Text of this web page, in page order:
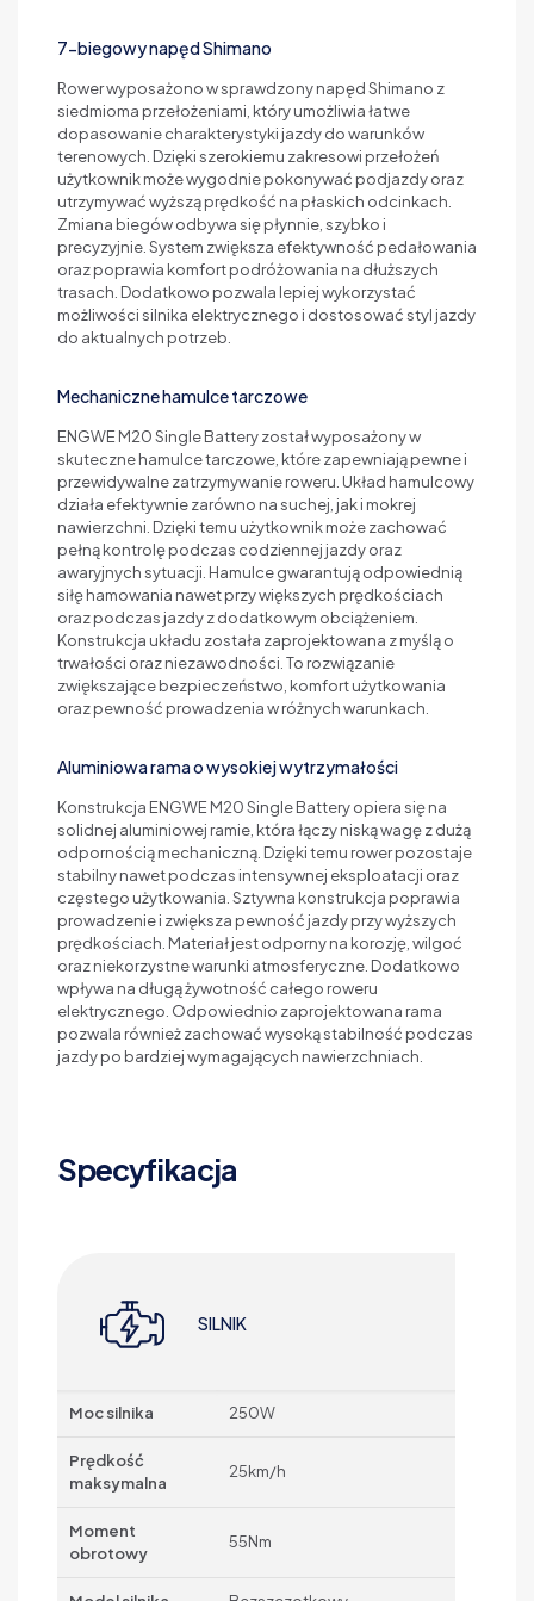
7-biegowy napęd Shimano
Rower wyposażono w sprawdzony napęd Shimano z
siedmioma przełożeniami, który umożliwia łatwe
dopasowanie charakterystyki jazdy do warunków
terenowych. Dzięki szerokiemu zakresowi przełożeń
użytkownik może wygodnie pokonywać podjazdy oraz
utrzymywać wyższą prędkość na płaskich odcinkach.
Zmiana biegów odbywa się płynnie, szybko i
precyzyjnie. System zwiększa efektywność pedałowania
oraz poprawia komfort podróżowania na dłuższych
trasach. Dodatkowo pozwala lepiej wykorzystać
możliwości silnika elektrycznego i dostosować styl jazdy
do aktualnych potrzeb.
Mechaniczne hamulce tarczowe
ENGWE M20 Single Battery został wyposażony w
skuteczne hamulce tarczowe, które zapewniają pewne i
przewidywalne zatrzymywanie roweru. Układ hamulcowy
działa efektywnie zarówno na suchej, jak i mokrej
nawierzchni. Dzięki temu użytkownik może zachować
pełną kontrolę podczas codziennej jazdy oraz
awaryjnych sytuacji. Hamulce gwarantują odpowiednią
siłę hamowania nawet przy większych prędkościach
oraz podczas jazdy z dodatkowym obciążeniem.
Konstrukcja układu została zaprojektowana z myślą o
trwałości oraz niezawodności. To rozwiązanie
zwiększające bezpieczeństwo, komfort użytkowania
oraz pewność prowadzenia w różnych warunkach.
Aluminiowa rama o wysokiej wytrzymałości
Konstrukcja ENGWE M20 Single Battery opiera się na
solidnej aluminiowej ramie, która łączy niską wagę z dużą
odpornością mechaniczną. Dzięki temu rower pozostaje
stabilny nawet podczas intensywnej eksploatacji oraz
częstego użytkowania. Sztywna konstrukcja poprawia
prowadzenie i zwiększa pewność jazdy przy wyższych
prędkościach. Materiał jest odporny na korozję, wilgoć
oraz niekorzystne warunki atmosferyczne. Dodatkowo
wpływa na długą żywotność całego roweru
elektrycznego. Odpowiednio zaprojektowana rama
pozwala również zachować wysoką stabilność podczas
jazdy po bardziej wymagających nawierzchniach.
Specyfikacja
SILNIK
Moc silnika 250W
Prędkość
maksymalna
25km/h
Moment
obrotowy
55Nm